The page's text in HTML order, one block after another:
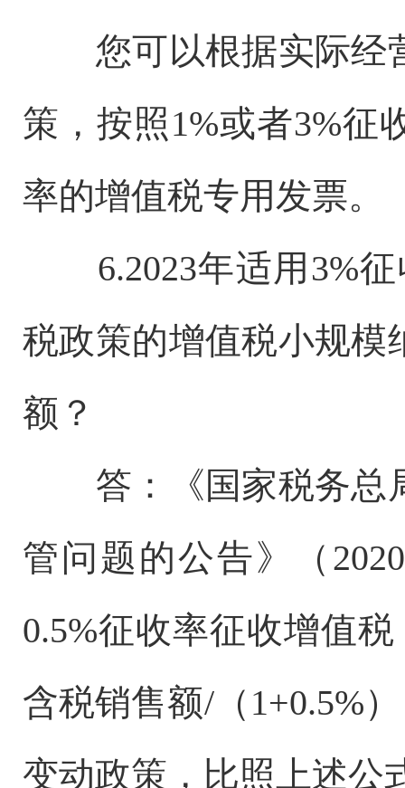
您可以根据实际经
策，按照1%或者3%征
率的增值税专用发票。
6.2023年适用3%
税政策的增值税小规模
额？
答：《国家税务总
管问题的公告》（
0.5%征收率征收增值
含税销售额/（1+0.5%
变动政策，比照上述公